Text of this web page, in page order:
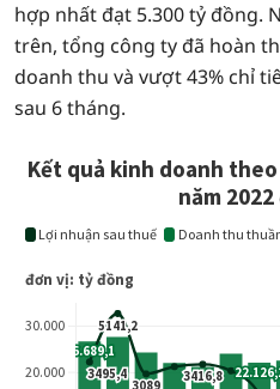
hợp nhất đạt 5.300 tỷ đồng.
trên, tổng công ty đã hoàn
doanh thu và vượt 43% chỉ
sau 6 tháng.